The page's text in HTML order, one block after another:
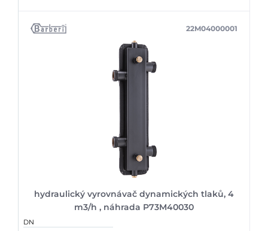
hydraulický vyrovnávač dynamických tlaků, 4
m3/h , náhrada P73M40030
22M04000001
DN